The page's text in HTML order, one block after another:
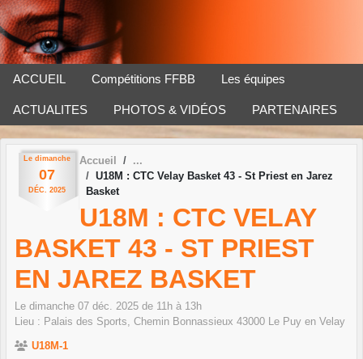
ACCUEIL Compétitions FFBB Les équipes
ACTUALITES PHOTOS & VIDÉOS PARTENAIRES
Le dimanche
07
DÉC. 2025
Accueil
U18M : CTC Velay Basket 43 - St Priest en Jarez
Basket
U18M : CTC VELAY
BASKET 43 - ST PRIEST
EN JAREZ BASKET
Le dimanche 07 déc. 2025 de 11h à 13h
Lieu : Palais des Sports, Chemin Bonnassieux 43000 Le Puy en Velay
U18M-1
Panneau de gestion des cookies